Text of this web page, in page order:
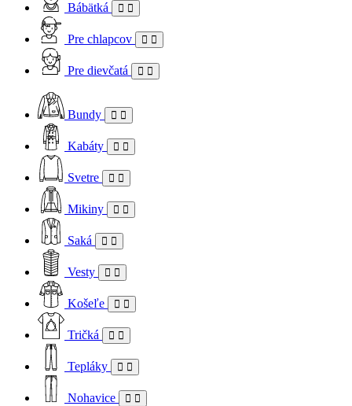
Bábätká
Pre chlapcov
Pre dievčatá
Bundy
Kabáty
Svetre
Mikiny
Saká
Vesty
Košeľe
Tričká
Tepláky
Nohavice